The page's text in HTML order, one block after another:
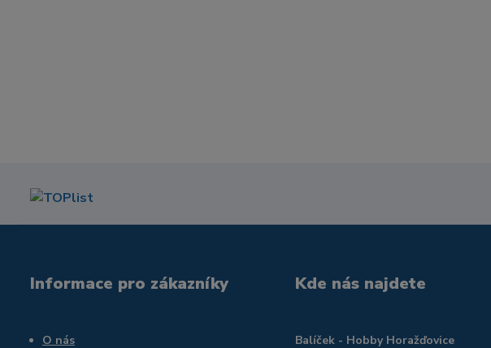
Informace pro zákazníky
O nás
Kde nás najdete
Balíček - Hobby Horažďovice